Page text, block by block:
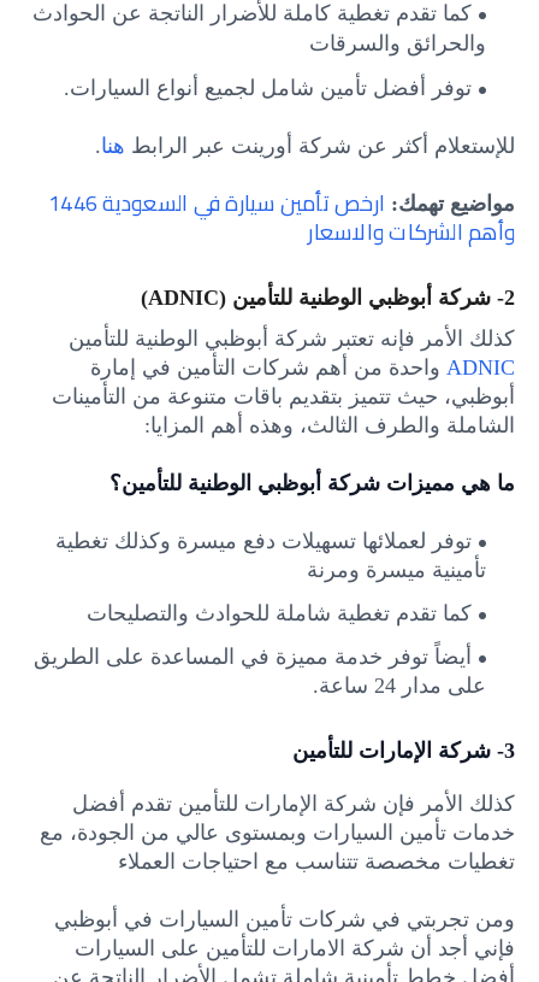
كما تقدم تغطية كاملة للأضرار الناتجة عن الحوادث
والحرائق والسرقات
توفر
أفضل تأمين شامل لجميع أنواع السيارات.
للإستعلام أكثر عن شركة أورينت عبر الرابط هنا.
مواضيع تهمك: ارخص تأمين سيارة في السعودية 1446
وأهم الشركات والاسعار
2- شركة أبوظبي الوطنية للتأمين (ADNIC)
كذلك الأمر فإنه تعتبر شركة أبوظبي الوطنية للتأمين
ADNIC واحدة من أهم شركات التأمين في إمارة
أبوظبي، حيث تتميز بتقديم باقات متنوعة من التأمينات
الشاملة والطرف الثالث، وهذه أهم المزايا:
ما هي مميزات شركة أبوظبي الوطنية للتأمين؟
توفر لعملائها تسهيلات دفع ميسرة وكذلك تغطية
تأمينية ميسرة ومرنة
كما تقدم تغطية شاملة للحوادث والتصليحات
أيضاً توفر خدمة مميزة في المساعدة على الطريق
على مدار 24 ساعة.
3- شركة الإمارات للتأمين
كذلك الأمر فإن شركة الإمارات للتأمين تقدم أفضل
خدمات تأمين السيارات وبمستوى عالي من الجودة، مع
تغطيات مخصصة تتناسب مع احتياجات العملاء
ومن تجربتي في شركات تأمين السيارات في أبوظبي
فإني أجد أن شركة الامارات للتأمين على السيارات